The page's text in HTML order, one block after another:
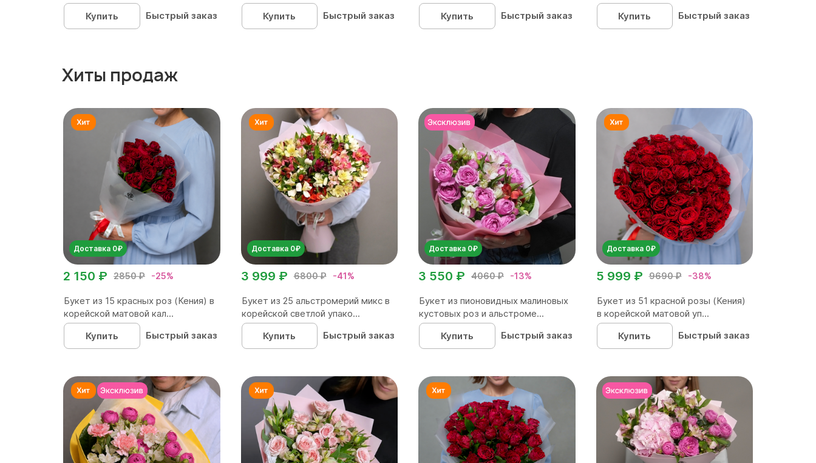
Купить
Быстрый заказ
Купить
Быстрый заказ
Купить
Быстрый заказ
Купить
Быстрый заказ
Хиты продаж
Доставка 0₽
2850 ₽ -25%
2 150 ₽
Букет из 15 красных роз (Кения) в
корейской матовой кал...
Купить
Быстрый заказ
Доставка 0₽
6800 ₽ -41%
3 999 ₽
Букет из 25 альстромерий микс в
корейской светлой упако...
Купить
Быстрый заказ
Доставка 0₽
4060 ₽ -13%
3 550 ₽
Букет из пионовидных малиновых
кустовых роз и альстроме...
Купить
Быстрый заказ
Доставка 0₽
9690 ₽ -38%
5 999 ₽
Букет из 51 красной розы (Кения)
в корейской матовой уп...
Купить
Быстрый заказ